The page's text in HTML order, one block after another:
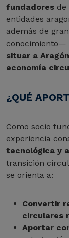
fundadores de
entidades
además de
conocimiento—
situar a
economía
¿QUÉ
Como socio
experiencia
tecnológica y
transición
se orienta a:
Convertir
circulares
Aportar